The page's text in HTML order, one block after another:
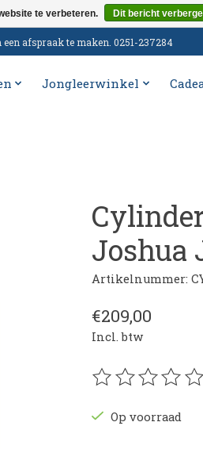
afspraak te maken. 0251-237284
Jongleerwinkel
Joshua
Artikelnummer:
€209,00
Incl. btw
De beoordeling
Op voorraad
te verbeteren. Dit bericht